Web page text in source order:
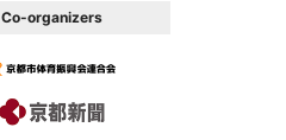
Co-organizers